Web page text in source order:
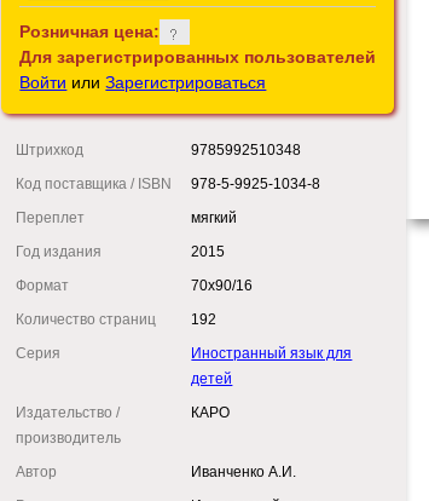
Розничная цена:
Для зарегистрированных пользователей
Войти илиЗарегистрироваться
Штрихкод
9785992510348
Код поставщика / ISBN
978-5-9925-1034-8
Переплет
мягкий
Год издания
2015
Формат
70х90/16
Количество страниц
192
Серия
Иностранный язык для
детей
Издательство /
производитель
КАРО
Автор
Иванченко А.И.